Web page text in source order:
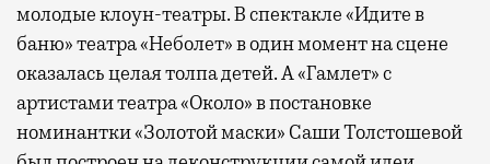
молодые клоун-театры. В спектакле «Идите в
баню» театра «Неболет» в один момент на сцене
оказалась целая толпа детей. А «Гамлет» с
артистами театра «Около» в постановке
номинантки «Золотой маски» Саши Толстошевой